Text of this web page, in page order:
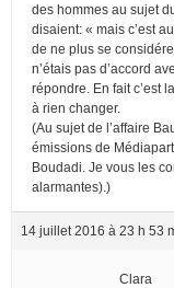
des hommes au sujet
disaient: « mais c’est
de ne plus se
n’étais pas d’accord
répondre. En fait c’est
à rien changer.
(Au sujet de l’affaire
émissions de
Boudadi. Je vous les
alarmantes).)
14 juillet 2016 à 23 h 53
Clara